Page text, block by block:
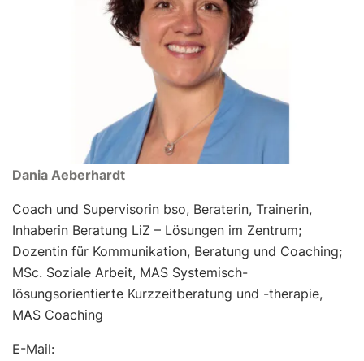
Dania Aeberhardt
Coach und Supervisorin bso, Beraterin, Trainerin,
Inhaberin Beratung LiZ – Lösungen im Zentrum;
Dozentin für Kommunikation, Beratung und Coaching;
MSc. Soziale Arbeit, MAS Systemisch-
lösungsorientierte Kurzzeitberatung und -therapie,
MAS Coaching
E-Mail: